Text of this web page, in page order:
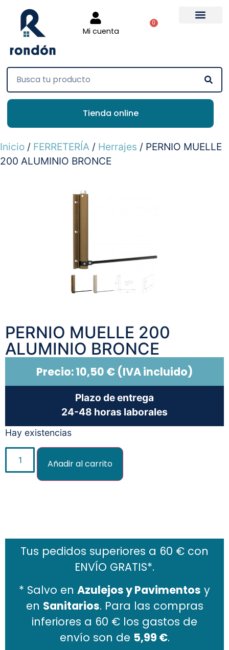
Mi cuenta
0
Tienda online
Inicio / FERRETERÍA / Herrajes / PERNIO MUELLE
200 ALUMINIO BRONCE
PERNIO MUELLE 200
ALUMINIO BRONCE
Precio:10,50 € (IVA incluido)
Plazo de entrega
24-48 horas laborales
Hay existencias
Añadir al carrito
Tus pedidos superiores a 60 € con
ENVÍO GRATIS*.
* Salvo en Azulejos y Pavimentos y
en Sanitarios. Para las compras
inferiores a 60 € los gastos de
envío son de 5,99 €.